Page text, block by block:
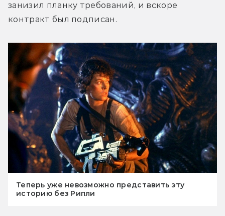
занизил планку требований, и вскоре
контракт был подписан.
Теперь уже невозможно представить эту
историю без Рипли